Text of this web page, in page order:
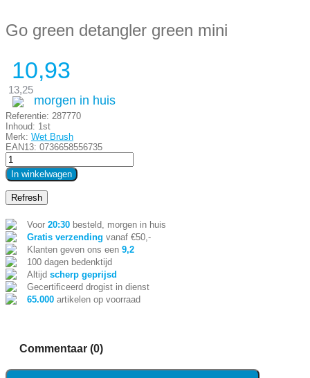
Go green detangler green mini
10,93
13,25
morgen in huis
Referentie: 287770
Inhoud: 1st
Merk: Wet Brush
EAN13: 0736658556735
In winkelwagen
Voor 20:30 besteld, morgen in huis
Gratis verzending vanaf €50,-
Klanten geven ons een 9,2
100 dagen bedenktijd
Altijd scherp geprijsd
Gecertificeerd drogist in dienst
65.000 artikelen op voorraad
Commentaar (0)